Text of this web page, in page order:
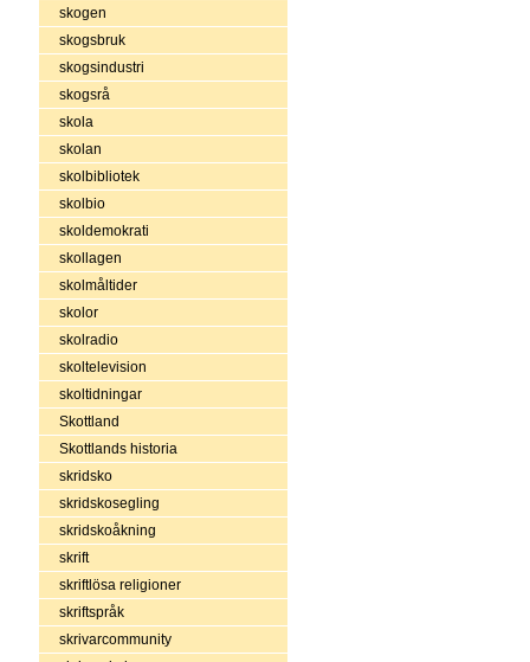
skogen
skogsbruk
skogsindustri
skogsrå
skola
skolan
skolbibliotek
skolbio
skoldemokrati
skollagen
skolmåltider
skolor
skolradio
skoltelevision
skoltidningar
Skottland
Skottlands historia
skridsko
skridskosegling
skridskoåkning
skrift
skriftlösa religioner
skriftspråk
skrivarcommunity